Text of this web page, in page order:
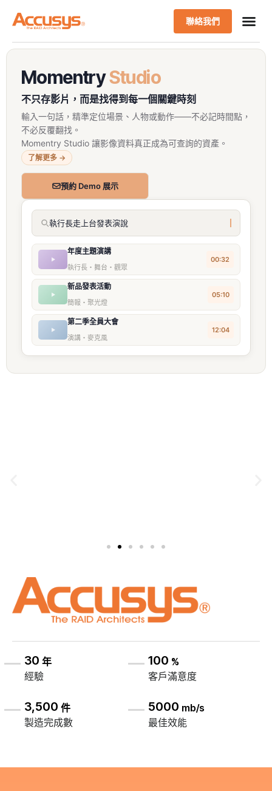
聯絡我們
MomentryStudio
不只存影片，而是找得到每一個關鍵時刻
輸入一句話，精準定位場景、人物或動作——不必記時間點，
不必反覆翻找。
Momentry Studio 讓影像資料真正成為可查詢的資產。
了解更多 →
預約 Demo 展示
執行長走上台發表演說
年度主題演講
執行長・舞台・觀眾
00:32
新品發表活動
簡報・聚光燈
05:10
第二季全員大會
演講・麥克風
12:04
30 年
經驗
100 %
客戶滿意度
3,500 件
製造完成數
5000 mb/s
最佳效能